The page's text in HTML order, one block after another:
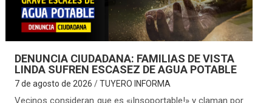
DENUNCIA CIUDADANA: FAMILIAS DE VISTA
LINDA SUFREN ESCASEZ DE AGUA POTABLE
7 de agosto de 2026 TUYERO INFORMA
Vecinos consideran que es «¡Insoportable!» y claman por